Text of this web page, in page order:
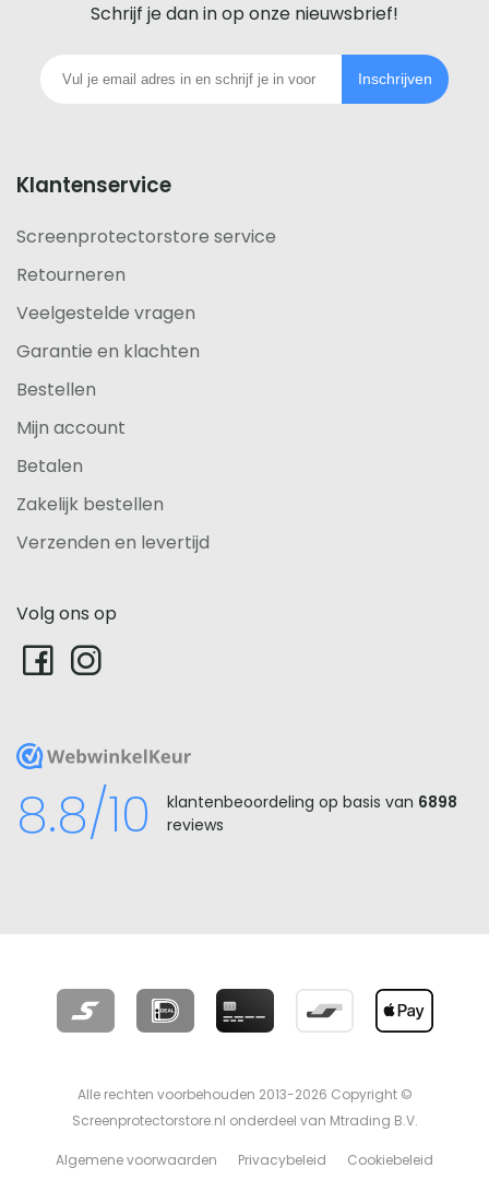
iedere
telefoon
Schrijf je dan in op onze nieuwsbrief!
Inschrijven
Klantenservice
Screenprotectorstore service
Retourneren
Veelgestelde vragen
Garantie en klachten
Bestellen
Mijn account
Betalen
Zakelijk bestellen
Verzenden en levertijd
Volg ons op
WebwinkelKeur
8.8/10 klantenbeoordeling op basis van 6898
reviews
Alle rechten voorbehouden 2013-2026 Copyright ©
Screenprotectorstore.nl onderdeel van Mtrading B.V.
Algemene voorwaarden Privacybeleid Cookiebeleid